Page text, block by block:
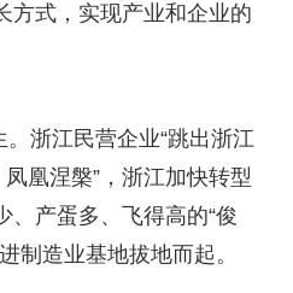
方式，实现产业和企业的
浙江民营企业“跳出浙江
凰涅槃”，浙江加快转型
、产蛋多、飞得高的“俊
制造业基地拔地而起。